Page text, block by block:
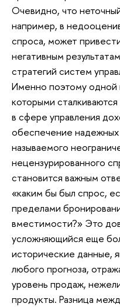
Очевидно, что
например, в
спроса, может
негативным
стратегий систем
Именно поэтому одной
которыми
в сфере управления
обеспечение
называемого
нецензурированного
становится важным
«каким бы был спрос,
пределами
вместимости?» Это
усложняющийся еще
исторические данные,
любого прогноза,
уровень продаж,
продукты. Разница